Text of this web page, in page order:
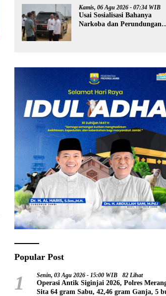
Kamis, 06 Agu 2026 - 07:34 WIB
Usai Sosialisasi Bahanya
Narkoba dan Perundungan,
Popular Post
1 Senin, 03 Agu 2026 - 15:00 WIB 82 Lihat
Operasi Antik Siginjai 2026, Polres
Sita 64 gram Sabu, 42,46 gram Ganja, 5